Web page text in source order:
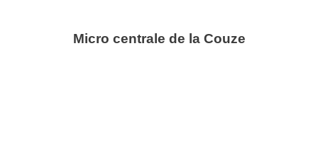
Micro centrale de la Couze